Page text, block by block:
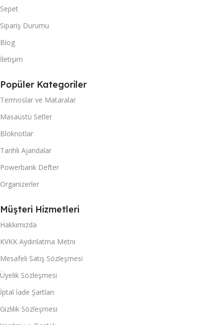
Sepet
Sipariş Durumu
Blog
İletişim
Popüler Kategoriler
Termoslar ve Mataralar
Masaüstü Setler
Bloknotlar
Tarihli Ajandalar
Powerbank Defter
Organizerler
Müşteri Hizmetleri
Hakkımızda
KVKK Aydınlatma Metni
Mesafeli Satış Sözleşmesi
Üyelik Sözleşmesi
İptal İade Şartları
Gizlilik Sözleşmesi